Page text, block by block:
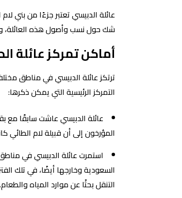
عائلة الدبيسي تعتبر جزءًا من بني
شك حول نسب وأصول هذه العائلة،
أماكن تمركز عائلة
ترتكز عائلة الدبيسي في مناطق
التمركز الرئيسية التي يمكن ذكرها:
عائلة الدبيسي عاشت سابقًا مع
المؤرخون إلى أن قبيلة لام الطائي
السعودية وخارجها أيضًا، في تلك
التنقل بحثًا عن موارد المياه والطعام.